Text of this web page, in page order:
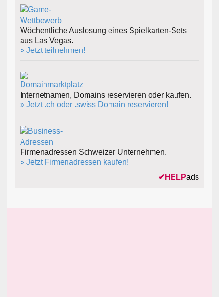
Wöchentliche Auslosung eines Spielkarten-Sets
aus Las Vegas.
» Jetzt teilnehmen!
Internetnamen, Domains reservieren oder kaufen.
» Jetzt .ch oder .swiss Domain reservieren!
Firmenadressen Schweizer Unternehmen.
» Jetzt Firmenadressen kaufen!
✔ HELPads